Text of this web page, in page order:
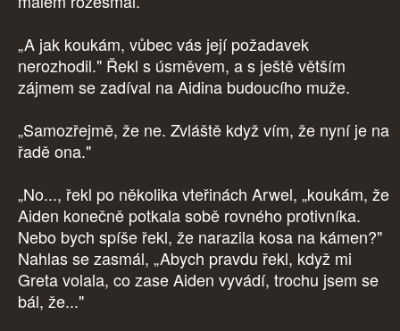
„A jak koukám, vůbec vás její požadavek
nerozhodil." Řekl s úsměvem, a s ještě větším
zájmem se zadíval na Aidina budoucího muže.
„Samozřejmě, že ne. Zvláště když vím, že nyní je na
řadě ona."
„No..., řekl po několika vteřinách Arwel, „koukám, že
Aiden konečně potkala sobě rovného protivníka.
Nebo bych spíše řekl, že narazila kosa na kámen?"
Nahlas se zasmál, „Abych pravdu řekl, když mi
Greta volala, co zase Aiden vyvádí, trochu jsem se
bál, že..."